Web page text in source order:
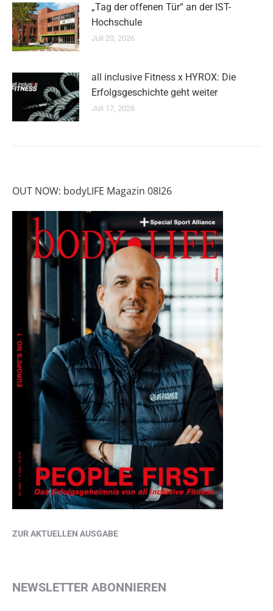
„Tag der offenen Tür“ an der IST-
Hochschule
Juli 20, 2026
all inclusive Fitness x HYROX: Die
Erfolgsgeschichte geht weiter
Juli 17, 2026
OUT NOW: bodyLIFE Magazin 08I26
ZUR AKTUELLEN AUSGABE
NEWSLETTER ABONNIEREN